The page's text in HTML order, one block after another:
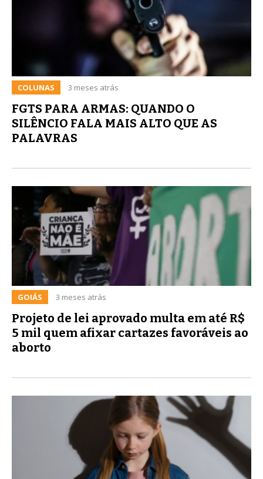
COLUNAS 3 meses atrás
FGTS PARA ARMAS: QUANDO O
SILÊNCIO FALA MAIS ALTO QUE AS
PALAVRAS
GOIÁS 3 meses atrás
Projeto de lei aprovado multa em até R$
5 mil quem afixar cartazes favoráveis ao
aborto